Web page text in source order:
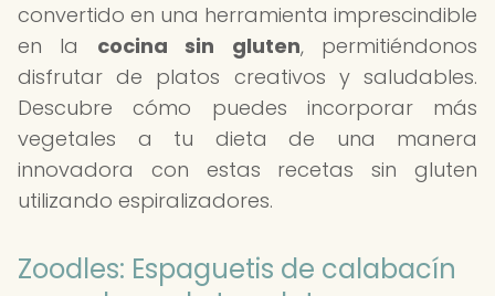
convertido en una herramienta imprescindible
en la cocina sin gluten, permitiéndonos
disfrutar de platos creativos y saludables.
Descubre cómo puedes incorporar más
vegetales a tu dieta de una manera
innovadora con estas recetas sin gluten
utilizando espiralizadores.
Zoodles: Espaguetis de calabacín